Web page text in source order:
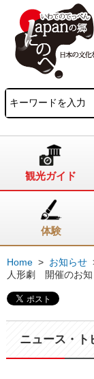
観光ガイド
体験
Home > お知らせ
人形劇 開催のお知
ニュース・ト